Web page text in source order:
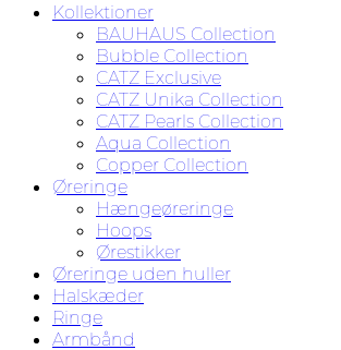
Kollektioner
BAUHAUS Collection
Bubble Collection
CATZ Exclusive
CATZ Unika Collection
CATZ Pearls Collection
Aqua Collection
Copper Collection
Øreringe
Hængeøreringe
Hoops
Ørestikker
Øreringe uden huller
Halskæder
Ringe
Armbånd